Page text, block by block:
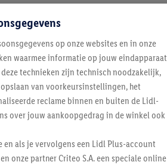
op onze websites en in onze
waarmee informatie op jouw eindapparaat
technieken zijn technisch noodzakelijk,
van voorkeursinstellingen, het
reclame binnen en buiten de Lidl-
over jouw aankoopgedrag in de winkel ook
als je vervolgens een Lidl Plus-account
onze partner Criteo S.A. een speciale online